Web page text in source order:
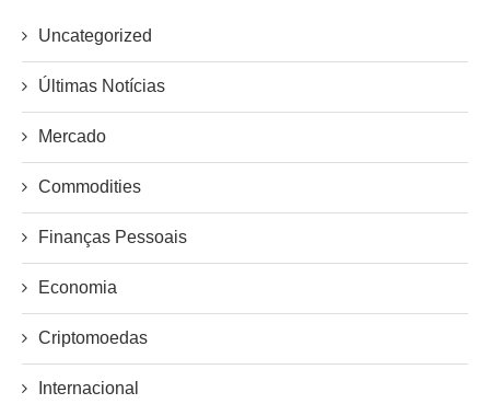
Uncategorized
Últimas Notícias
Mercado
Commodities
Finanças Pessoais
Economia
Criptomoedas
Internacional